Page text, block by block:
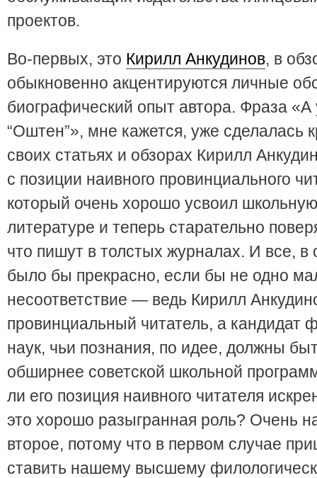
проектов.
Во-первых, это Кирилл Анкудинов, в
обыкновенно акцентируются личные
биографический опыт автора. Фраза «А
“Оштен”», мне кажется, уже сделалась
своих статьях и обзорах Кирилл
с позиции наивного провинциального
который очень хорошо усвоил
литературе и теперь старательно
что пишут в толстых журналах. И все, в
было бы прекрасно, если бы не одно
несоответствие — ведь Кирилл
провинциальный читатель, а кандидат
наук, чьи познания, по идее, должны
обширнее советской школьной
ли его позиция наивного читателя
это хорошо разыгранная роль? Очень
второе, потому что в первом случае
ставить нашему высшему